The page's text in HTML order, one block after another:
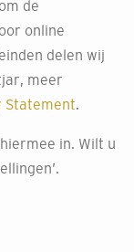
collectie zelf te
die beplakt zijn
van hoe
ons om
keuze. Wij
te stellen.
de
online
delen wij
meer
Statement
in. Wilt u